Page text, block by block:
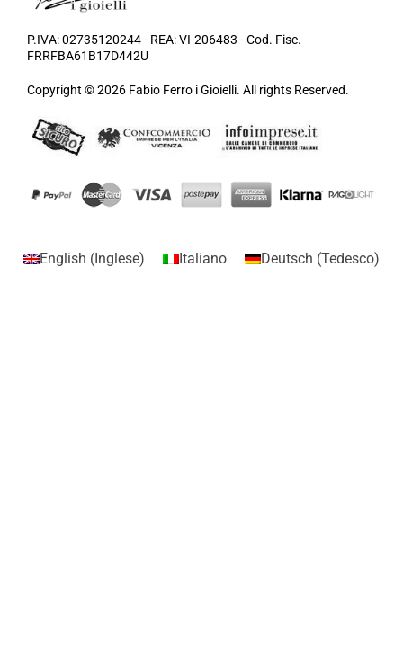
P.IVA: 02735120244 - REA: VI-206483 - Cod. Fisc.
FRRFBA61B17D442U
Copyright © 2026 Fabio Ferro i Gioielli. All rights Reserved.
English (Inglese) Italiano Deutsch (Tedesco)